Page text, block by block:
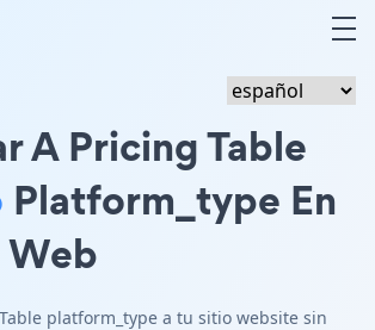
A Pricing Table
Platform_type En
Web
platform_type a tu sitio website sin